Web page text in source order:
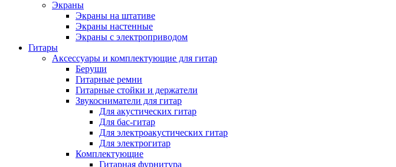
Экраны
Экраны на штативе
Экраны настенные
Экраны с электроприводом
Гитары
Аксессуары и комплектующие для гитар
Беруши
Гитарные ремни
Гитарные стойки и держатели
Звукосниматели для гитар
Для акустических гитар
Для бас-гитар
Для электроакустических гитар
Для электрогитар
Комплектующие
Гитарная фурнитура